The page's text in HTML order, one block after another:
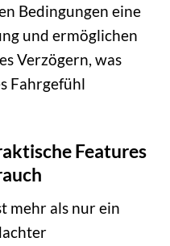
Bedingungen eine
und ermöglichen
Verzögern, was
Fahrgefühl
Features
mehr als nur ein